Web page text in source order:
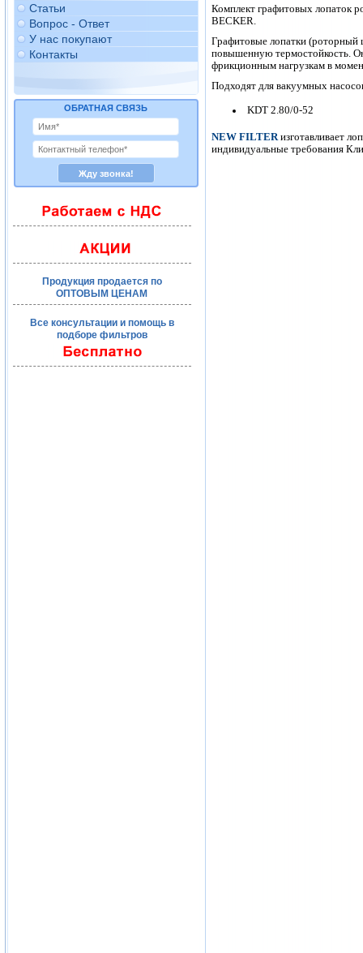
Статьи
Вопрос - Ответ
У нас покупают
Контакты
ОБРАТНАЯ СВЯЗЬ
Продукция продается по
ОПТОВЫМ ЦЕНАМ
Все консультации и помощь в
подборе фильтров
Комплект графитовых лопаток
BECKER.
Графитовые лопатки
повышенную термостойкость.
фрикционным нагрузкам в
Подходят для вакуумных
KDT 2.80/0-52
NEW FILTERизготавливает
индивидуальные требования